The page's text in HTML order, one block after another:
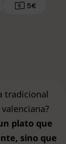
5€
tradicional
plato que
sino que